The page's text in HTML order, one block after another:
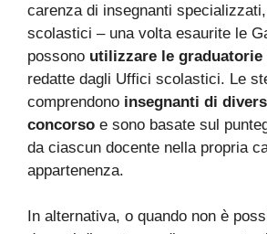
carenza di insegnanti
scolastici – una volta esaurite le
possono utilizzare le
redatte dagli Uffici scolastici. Le
comprendono insegnanti di
concorso e sono basate sul
da ciascun docente nella propria
appartenenza.
In alternativa, o quando non è